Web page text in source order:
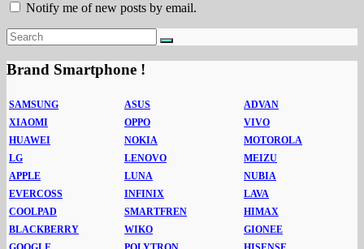
Notify me of new posts by email.
Brand Smartphone !
SAMSUNG ASUS
ADVAN
XIAOMI
OPPO
VIVO
HUAWEI
NOKIA
MOTOROLA
LG
LENOVO
MEIZU
APPLE
LUNA
NUBIA
EVERCOSS
INFINIX
LAVA
COOLPAD
SMARTFREN
HIMAX
BLACKBERRY
WIKO
GIONEE